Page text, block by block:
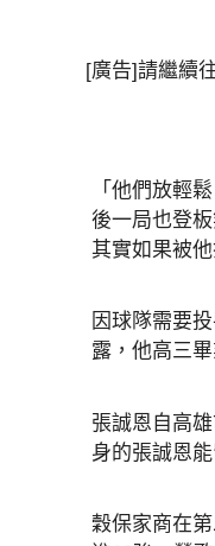
[廣告]請繼續
「他們放輕
後一局也登
其實如果被他
因球隊需要
露，他高三
張誠恩自高
身的張誠恩
穀保家商在